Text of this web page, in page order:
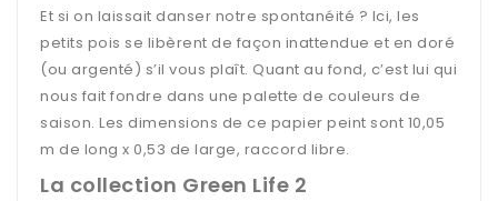
Et si on laissait danser notre spontanéité ? Ici, les
petits pois se libèrent de façon inattendue et en doré
(ou argenté) s’il vous plaît. Quant au fond, c’est lui qui
nous fait fondre dans une palette de couleurs de
saison. Les dimensions de ce papier peint sont 10,05
m de long x 0,53 de large, raccord libre.
La collection Green Life 2